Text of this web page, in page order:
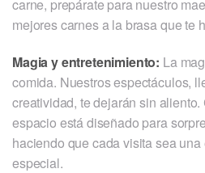
carne, prepárate para nuestro
mejores carnes a la brasa que te
Magia y entretenimiento: La
comida. Nuestros espectáculos,
creatividad, te dejarán sin
espacio está diseñado para
haciendo que cada visita sea
especial.